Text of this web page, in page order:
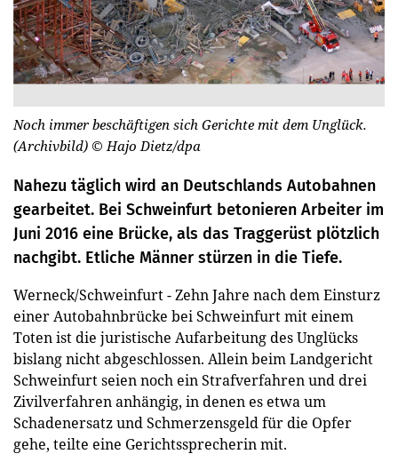
Noch immer beschäftigen sich Gerichte mit dem Unglück.
(Archivbild) © Hajo Dietz/dpa
Nahezu täglich wird an Deutschlands Autobahnen
gearbeitet. Bei Schweinfurt betonieren Arbeiter im
Juni 2016 eine Brücke, als das Traggerüst plötzlich
nachgibt. Etliche Männer stürzen in die Tiefe.
Werneck/Schweinfurt - Zehn Jahre nach dem Einsturz
einer Autobahnbrücke bei Schweinfurt mit einem
Toten ist die juristische Aufarbeitung des Unglücks
bislang nicht abgeschlossen. Allein beim Landgericht
Schweinfurt seien noch ein Strafverfahren und drei
Zivilverfahren anhängig, in denen es etwa um
Schadenersatz und Schmerzensgeld für die Opfer
gehe, teilte eine Gerichtssprecherin mit.